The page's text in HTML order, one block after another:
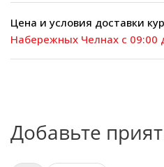
Цена и условия доставки
Набережных Челнах с 09:00
Добавьте